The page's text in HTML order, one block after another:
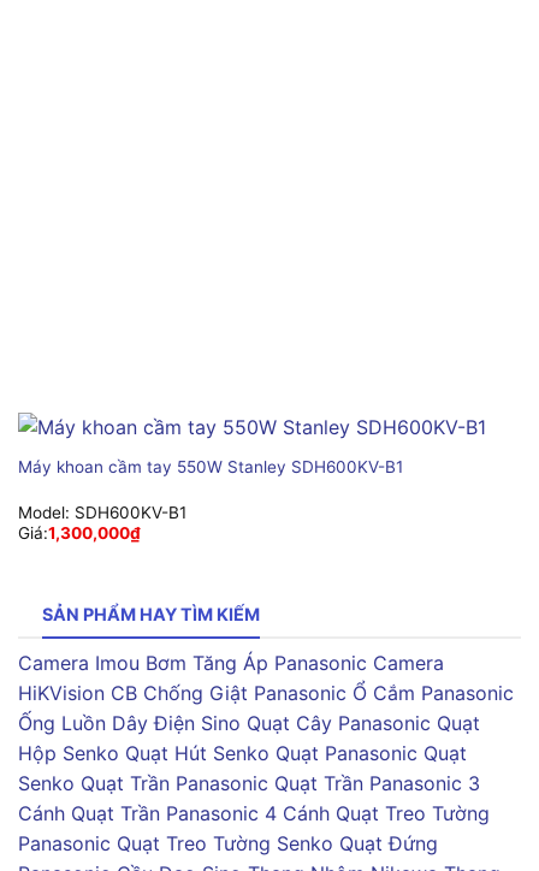
Máy khoan cầm tay 550W Stanley SDH600KV-B1
Model: SDH600KV-B1
Giá:1,300,000₫
SẢN PHẨM HAY TÌM KIẾM
Camera Imou Bơm Tăng Áp Panasonic Camera
HiKVision CB Chống Giật Panasonic Ổ Cắm Panasonic
Ống Luồn Dây Điện Sino Quạt Cây Panasonic Quạt
Hộp Senko Quạt Hút Senko Quạt Panasonic Quạt
Senko Quạt Trần Panasonic Quạt Trần Panasonic 3
Cánh Quạt Trần Panasonic 4 Cánh Quạt Treo Tường
Panasonic Quạt Treo Tường Senko Quạt Đứng